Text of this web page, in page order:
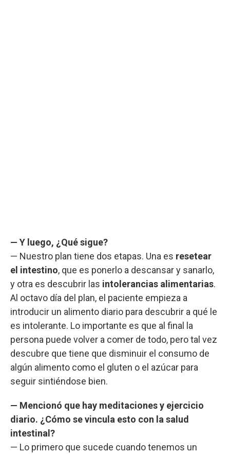
— Y luego, ¿Qué sigue?
— Nuestro plan tiene dos etapas. Una es resetear
el intestino, que es ponerlo a descansar y sanarlo,
y otra es descubrir las intolerancias alimentarias.
Al octavo día del plan, el paciente empieza a
introducir un alimento diario para descubrir a qué le
es intolerante. Lo importante es que al final la
persona puede volver a comer de todo, pero tal vez
descubre que tiene que disminuir el consumo de
algún alimento como el gluten o el azúcar para
seguir sintiéndose bien.
— Mencionó que hay meditaciones y ejercicio
diario. ¿Cómo se vincula esto con la salud
intestinal?
— Lo primero que sucede cuando tenemos un